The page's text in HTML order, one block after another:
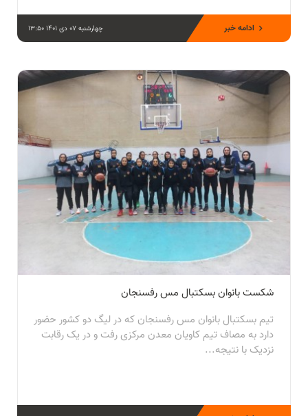
چهارشنبه 07 دی 1401 13:50 ادامه خبر
شکست بانوان بسکتبال مس رفسنجان
تیم بسکتبال بانوان مس رفسنجان که در لیگ دو کشور حضور
دارد به مصاف تیم کاویان معدن مرکزی رفت و در یک رقابت
نزدیک با نتیجه...